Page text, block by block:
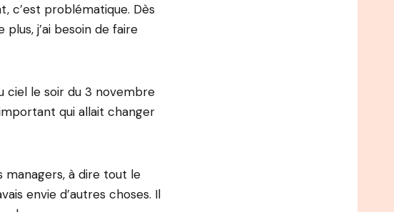
c’est problématique. Dès
j’ai besoin de faire
ciel le soir du 3 novembre
qui allait changer
managers, à dire tout le
envie d’autres choses. Il